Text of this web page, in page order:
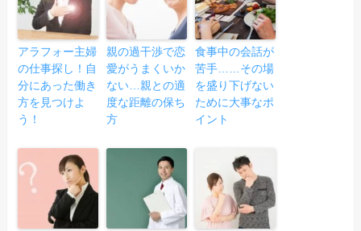
アラフォー主婦
の仕事探し！自
分にあった働き
方を見つけよ
う！
親の過干渉で恋
愛がうまくいか
ない…親との適
度な距離の保ち
方
食事中の会話が
苦手……その場
を盛り下げない
ために大事なポ
イント